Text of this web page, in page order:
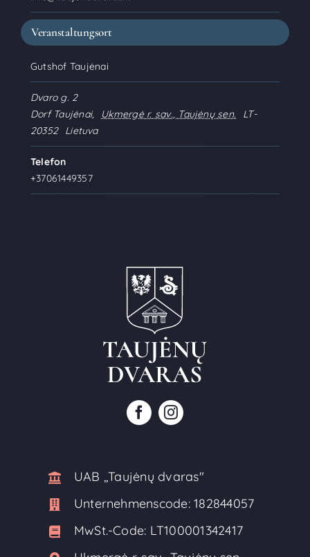
Veranstaltungsort
Gutshof Taujėnai
Dvaro g. 2
Dorf Taujėnai, Ukmergė r. sav., Taujėnų sen.
LT-
20352 Lietuva
Telefon
+37061449357
UAB ,,Taujėnų dvaras"
Unternehmenscode:182844057
MwSt.-Code: LT100001342417